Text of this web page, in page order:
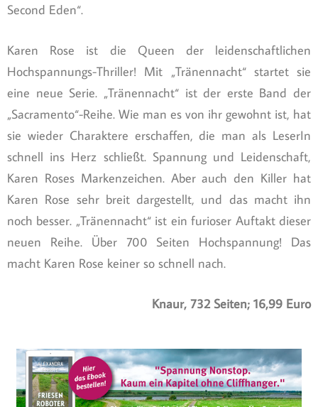
Second Eden“.
Karen Rose ist die Queen der leidenschaftlichen
Hochspannungs-Thriller! Mit „Tränennacht“ startet sie
eine neue Serie. „Tränennacht“ ist der erste Band der
„Sacramento“-Reihe. Wie man es von ihr gewohnt ist, hat
sie wieder Charaktere erschaffen, die man als LeserIn
schnell ins Herz schließt. Spannung und Leidenschaft,
Karen Roses Markenzeichen. Aber auch den Killer hat
Karen Rose sehr breit dargestellt, und das macht ihn
noch besser. „Tränennacht“ ist ein furioser Auftakt dieser
neuen Reihe. Über 700 Seiten Hochspannung! Das
macht Karen Rose keiner so schnell nach.
Knaur, 732 Seiten; 16,99 Euro